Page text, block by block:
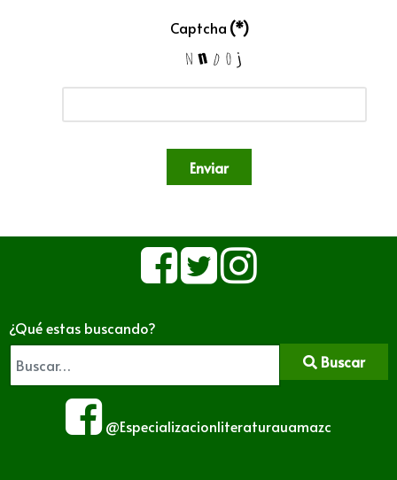
Captcha (*)
Enviar
¿Qué estas buscando?
Buscar
@Especializacionliteraturauamazc